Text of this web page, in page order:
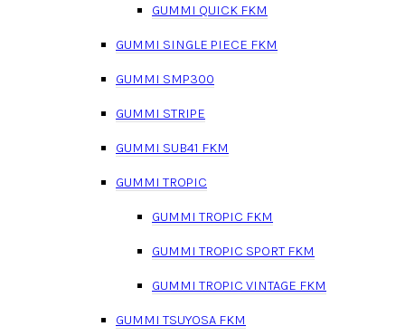
GUMMI QUICK FKM
GUMMI SINGLE PIECE FKM
GUMMI SMP300
GUMMI STRIPE
GUMMI SUB41 FKM
GUMMI TROPIC
GUMMI TROPIC FKM
GUMMI TROPIC SPORT FKM
GUMMI TROPIC VINTAGE FKM
GUMMI TSUYOSA FKM